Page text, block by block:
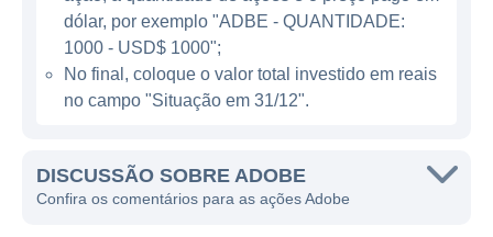
eletrônicas através do Adobe Sign. A receita
da Adobe provém majoritariamente de
vendas de software por assinatura,
permitindo aos usuários acesso a um
além de intercalações de serviços em nuvem
que tornam o trabalho colaborativo mais
dólar, por exemplo "ADBE - QUANTIDADE:
1000 - USD$ 1000";
No final, coloque o valor total investido em reais
no campo "Situação em 31/12".
DISCUSSÃO SOBRE ADOBE
Confira os comentários para as ações Adobe